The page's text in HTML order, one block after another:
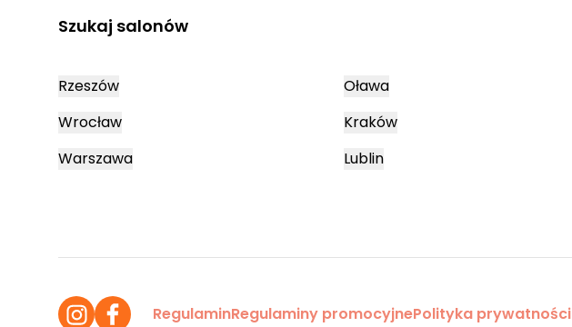
Szukaj salonów
Rzeszów
Wrocław
Warszawa
Oława
Kraków
Lublin
RegulaminRegulaminy promocyjnePolityka prywatności